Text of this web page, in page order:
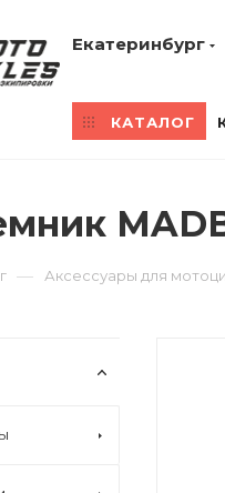
Екатеринбург
КАТАЛОГ
— Аксессуары для